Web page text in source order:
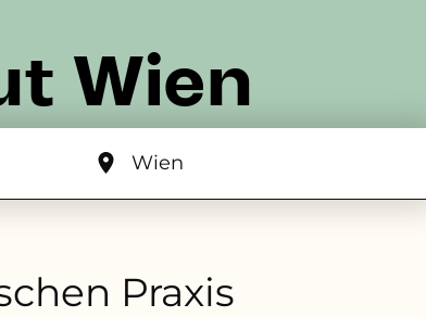
Wien
Wien
Praxis